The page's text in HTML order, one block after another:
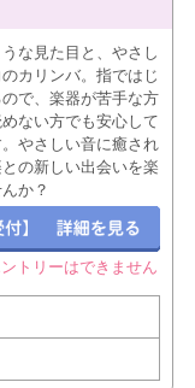
な見た目と、やさし
カリンバ。指ではじ
で、楽器が苦手な方
ない方でも安心して
やさしい音に癒され
の新しい出会いを楽
か？
トリーはできません